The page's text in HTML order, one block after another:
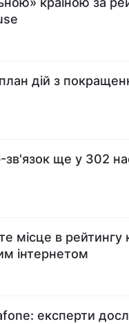
дій з
зв'язок ще у 302
місце в рейтингу
інтернетом
експерти